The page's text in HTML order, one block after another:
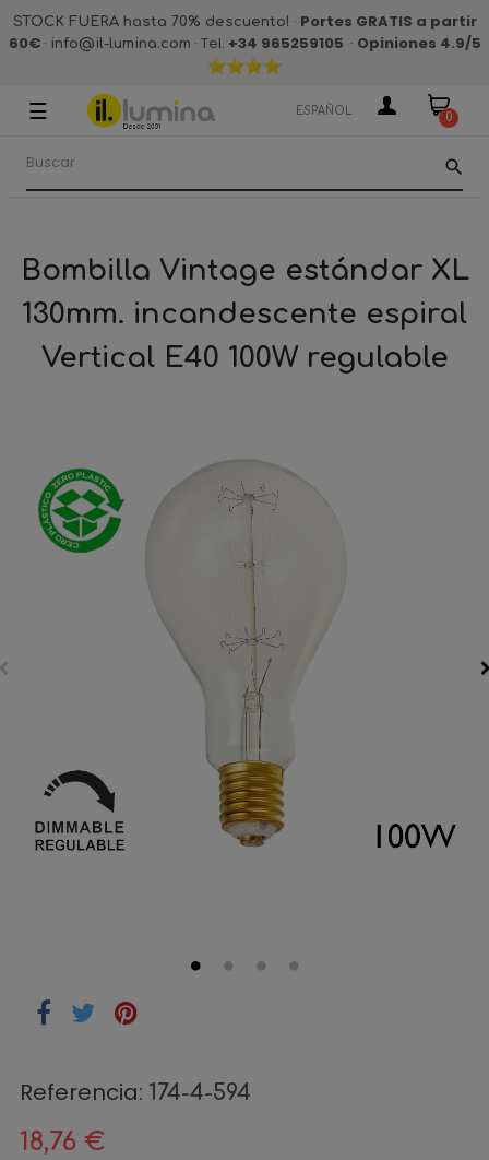
STOCK FUERA hasta 70% descuento! · Portes GRATIS a partir
60€· info@il-lumina.com · Tel. +34 965259105 · Opiniones 4.9/5
Navegación
palanca
☰ ESPAÑOL 0
search
Bombilla Vintage estándar XL
130mm. incandescente espiral
Vertical E40 100W regulable
Referencia: 174-4-594
18,76 €